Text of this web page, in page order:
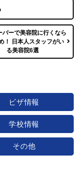
バーで美容院に行くなら
！ 日本人スタッフがい
る美容院6選
ビザ情報
学校情報
その他